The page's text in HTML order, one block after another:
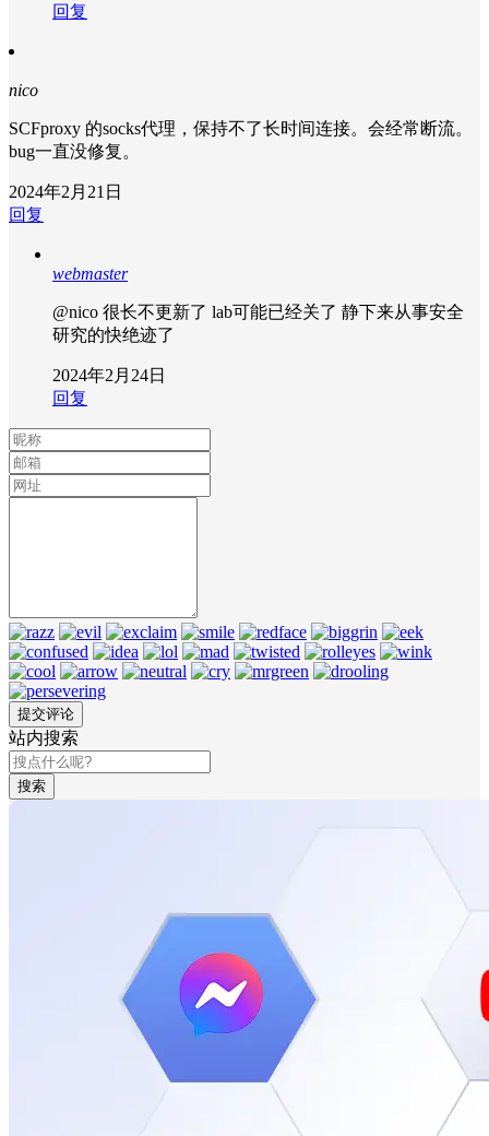
回复
nico
SCFproxy 的socks代理，保持不了长时间连接。会经常断流。
bug一直没修复。
2024年2月21日
回复
webmaster
@nico 很长不更新了 lab可能已经关了 静下来从事安全
研究的快绝迹了
2024年2月24日
回复
站内搜索
搜索